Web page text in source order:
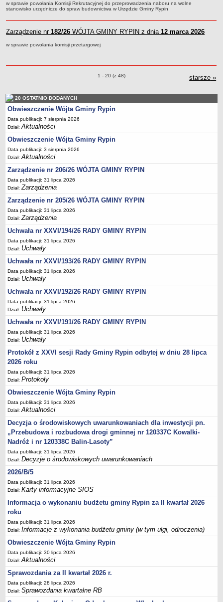
Dług publiczny
Realizacja inwestycji
Sprawozdania z wykonania budżetu
Sprawozdania kwartalne RB
Informacje z wykonania budżetu gminy (w tym ulgi, odroczenia)
SPRAWY DO ZAŁATWIENIA
BUDOWA PRZYDOMOWYCH OCZYSZCZALNI ŚCIEKÓW -
DOFINANSOWANIE
Preferencyjny zakup węgla
Wykaz spraw
Podania, wnioski, skargi i petycje
Zaświadczenia
Ewidencja ludności - obowiązek meldunkowy
Rejestry i ewidencje
Dowody osobiste
Udostępnianie informacji publicznej
Ewidencja działalności gospodarczej
Podziały nieruchomości
Ochrona środowiska
Dodatki mieszkaniowe
Świadczenia rodzinne, Fundusz alimentacyjny
Stypendia szkolne
Podatki i opłaty lokalne
Młodociani pracownicy
ePUAP - składanie dokumentów przez internet
Wydanie warunków na zjazd z drogi gminnej
Zezwolenie na usunięcie drzewa
Wniosek o ustalenie warunków zabudowy/o ustalenie lokalizacji
inwestycji celu publicznego
Działalność lobbingowa
Wniosek o wydanie warunków technicznych przyłączenia do sieci
wodociągowej/kanalizacyjnej
Wniosek o promesę przyłączenia do sieci
wodociągowej/kanalizacyjnej
Wniosek o dodatek węglowy
Zgłoszenie eksploatacji przydomowej oczyszczalni ścieków
Świadczenie pieniężne z tytułu pełnienia funkcji sołtysa
Deklaracja dotycząca źródeł ciepła i źródeł spalania paliw
Rolnictwo
Wniosek o przyznanie dotacji celowej na wymianę źródeł ciepła
P R Z E T A R G I
Plan postepowań o udzielenie zamówień
PRZETARGI UZP
Zapytania ofertowe
Przetargi - zbycie,dzierżawa,najem mienia komunalnego
Zamówienia Gminnego Ośrodka Pomocy Społecznej
w sprawie powołania Komisji Rekrutacyjnej do przeprowadzenia naboru na wolne
stanowisko urzędnicze do spraw budownictwa w Urzędzie Gminy Rypin
Zarządzenie nr182/26 WÓJTA GMINY RYPIN z dnia12 marca 2026
w sprawie powołania komisji przetargowej
Zarządzenia o pozycjach
1 - 20 (z 48) starsze »
20 OSTATNIO DODANYCH
Obwieszczenie Wójta Gminy Rypin
Data publikacji: 7 sierpnia 2026
Dział:Aktualności
Obwieszczenie Wójta Gminy Rypin
Data publikacji: 3 sierpnia 2026
Dział:Aktualności
Zarządzenie nr 206/26 WÓJTA GMINY RYPIN
Data publikacji: 31 lipca 2026
Dział:Zarządzenia
Zarządzenie nr 205/26 WÓJTA GMINY RYPIN
Data publikacji: 31 lipca 2026
Dział:Zarządzenia
Uchwała nr XXVI/194/26 RADY GMINY RYPIN
Data publikacji: 31 lipca 2026
Dział: Uchwały
Uchwała nr XXVI/193/26 RADY GMINY RYPIN
Data publikacji: 31 lipca 2026
Dział: Uchwały
Uchwała nr XXVI/192/26 RADY GMINY RYPIN
Data publikacji: 31 lipca 2026
Dział: Uchwały
Uchwała nr XXVI/191/26 RADY GMINY RYPIN
Data publikacji: 31 lipca 2026
Dział: Uchwały
Protokół z XXVI sesji Rady Gminy Rypin odbytej w dniu 28 lipca
2026 roku
Data publikacji: 31 lipca 2026
Dział:Protokoły
Obwieszczenie Wójta Gminy Rypin
Data publikacji: 31 lipca 2026
Dział:Aktualności
Decyzja o środowiskowych uwarunkowaniach dla inwestycji pn.
„Przebudowa i rozbudowa drogi gminnej nr 120337C Kowalki-
Nadróż i nr 120338C Balin-Lasoty”
Data publikacji: 31 lipca 2026
Dział:Decyzje o środowiskowych uwarunkowaniach
2026/B/5
Data publikacji: 31 lipca 2026
Dział:Karty informacyjne SIOS
Informacja o wykonaniu budżetu gminy Rypin za II kwartał 2026
roku
Data publikacji: 31 lipca 2026
Dział:Informacje z wykonania budżetu gminy (w tym ulgi, odroczenia)
Obwieszczenie Wójta Gminy Rypin
Data publikacji: 30 lipca 2026
Dział:Aktualności
Sprawozdania za II kwartał 2026 r.
Data publikacji: 28 lipca 2026
Dział:Sprawozdania kwartalne RB